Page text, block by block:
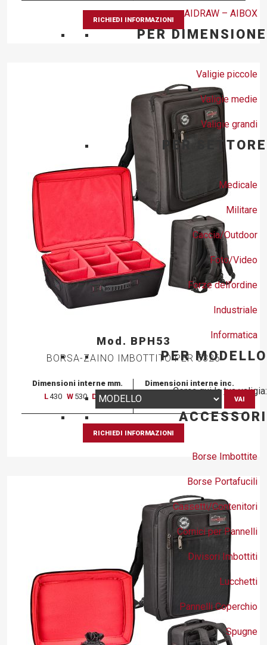
AIDRAW – AIBOX
PER DIMENSIONE
Valigie piccole
Valigie medie
Valigie grandi
PER SETTORE
Medicale
Militare
Caccia/Outdoor
Foto/Video
Forze dell’ordine
Industriale
Informatica
PER MODELLO
Cerca qui la tua valigia:
VAI
ACCESSORI
Borse Imbottite
Borse Portafucili
Cassetti/Contenitori
Cornici per Pannelli
Divisori Imbottiti
Lucchetti
Pannelli Coperchio
Spugne
RICHIEDI INFORMAZIONI
Mod. BPH53
BORSA-ZAINO IMBOTTITO PER 5326
Dimensioni interne mm.
L430 W 530 D 250
Dimensioni interne inc.
L
D 9 13/16
RICHIEDI INFORMAZIONI